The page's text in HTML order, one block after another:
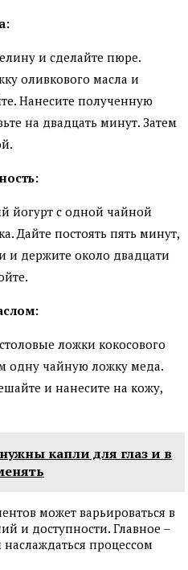
и сделайте пюре.
оливкового масла и
Нанесите полученную
на двадцать минут. Затем
йогурт с одной чайной
Дайте постоять пять минут,
и держите около двадцати
ложки кокосового
одну чайную ложку меда.
и нанесите на кожу,
капли для глаз и в
может варьироваться в
и доступности. Главное –
процессом